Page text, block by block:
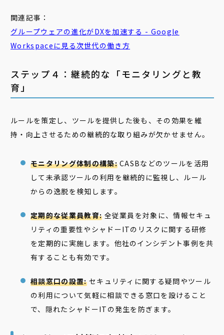
関連記事：
グループウェアの進化がDXを加速する - Google
Workspaceに見る次世代の働き方
ステップ４：継続的な「モニタリングと教
育」
ルールを策定し、ツールを提供した後も、その効果を維
持・向上させるための継続的な取り組みが欠かせません。
モニタリング体制の構築:CASBなどのツールを活用
して未承認ツールの利用を継続的に監視し、ルール
からの逸脱を検知します。
定期的な従業員教育: 全従業員を対象に、情報セキュ
リティの重要性やシャドーITのリスクに関する研修
を定期的に実施します。他社のインシデント事例を共
有することも有効です。
相談窓口の設置:セキュリティに関する疑問やツール
の利用について気軽に相談できる窓口を設けること
で、隠れたシャドーITの発生を防ぎます。